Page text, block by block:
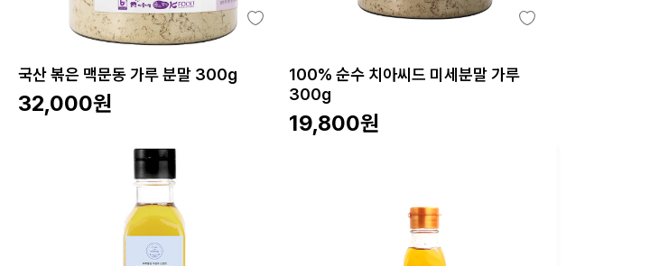
국산 볶은 맥문동 가루 분말 300g
32,000원
100% 순수 치아씨드 미세분말 가루
300g
19,800원